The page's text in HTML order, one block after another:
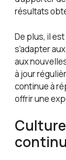
résultats
De plus, il
s’adapter
aux
à jour
continue à
offrir une